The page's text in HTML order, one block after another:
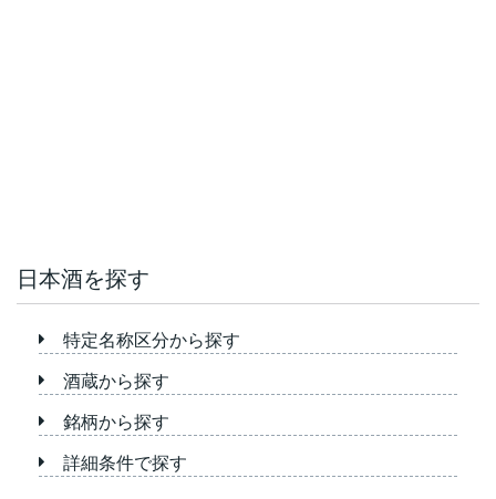
日本酒を探す
特定名称区分から探す
酒蔵から探す
銘柄から探す
詳細条件で探す